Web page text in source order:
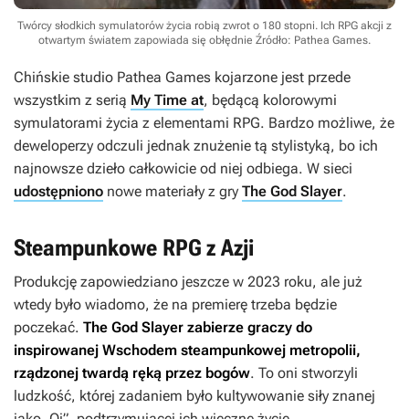
Twórcy słodkich symulatorów życia robią zwrot o 180 stopni. Ich RPG akcji z
otwartym światem zapowiada się obłędnie Źródło: Pathea Games.
Chińskie studio Pathea Games kojarzone jest przede
wszystkim z serią My Time at, będącą kolorowymi
symulatorami życia z elementami RPG. Bardzo możliwe, że
deweloperzy odczuli jednak znużenie tą stylistyką, bo ich
najnowsze dzieło całkowicie od niej odbiega. W sieci
udostępniono nowe materiały z gry The God Slayer.
Steampunkowe RPG z Azji
Produkcję zapowiedziano jeszcze w 2023 roku, ale już
wtedy było wiadomo, że na premierę trzeba będzie
poczekać. The God Slayer zabierze graczy do
inspirowanej Wschodem steampunkowej metropolii,
rządzonej twardą ręką przez bogów. To oni stworzyli
ludzkość, której zadaniem było kultywowanie siły znanej